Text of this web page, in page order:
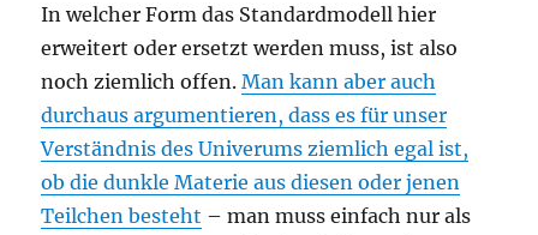
In welcher Form das Standardmodell hier
erweitert oder ersetzt werden muss, ist also
noch ziemlich offen.Man kann aber auch
durchaus argumentieren, dass es für unser
Verständnis des Univerums ziemlich egal ist,
ob die dunkle Materie aus diesen oder jenen
Teilchen besteht – man muss einfach nur als